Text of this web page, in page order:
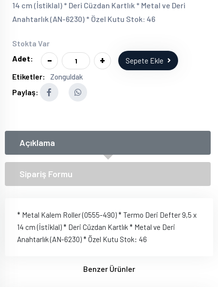
14 cm (İstiklal) * Deri Cüzdan Kartlık * Metal ve Deri
Anahtarlık (AN-6230) * Özel Kutu Stok: 46
Stokta Var
Adet:
- + Sepete Ekle
Etiketler: Zonguldak
Paylaş:
Açıklama
Sipariş Formu
* Metal Kalem Roller (0555-490) * Termo Deri Defter 9,5 x
14 cm (İstiklal) * Deri Cüzdan Kartlık * Metal ve Deri
Anahtarlık (AN-6230) * Özel Kutu Stok: 46
Benzer Ürünler